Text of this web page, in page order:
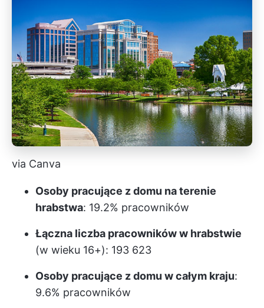
via Canva
Osoby pracujące z domu na terenie
hrabstwa: 19.2% pracowników
Łączna liczba pracowników w hrabstwie
(w wieku 16+): 193 623
Osoby pracujące z domu w całym kraju:
9.6% pracowników